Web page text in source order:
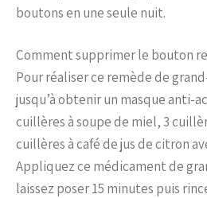
boutons en une seule nuit.
Comment supprimer le bouton
Pour réaliser ce remède de
jusqu’à obtenir un masque anti-
cuillères à soupe de miel, 3
cuillères à café de jus de citron
Appliquez ce médicament de
laissez poser 15 minutes puis